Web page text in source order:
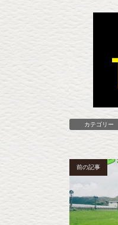
カテゴリー
前の記事